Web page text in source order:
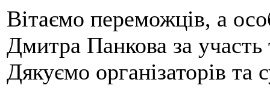
Вітаємо переможців, а
Дмитра Панкова за
Дякуємо організаторів та